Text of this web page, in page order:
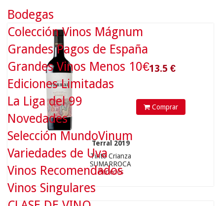
13.5
Comprar
Terral 2019
Tinto Crianza
SUMARROCA
Penedés
Bodegas
Colección Vinos Mágnum
Grandes Pagos de España
Grandes Vinos Menos 10€
Ediciones Limitadas
La Liga del 99
Novedades
Selección MundoVinum
Variedades de Uva
Vinos Recomendados
Vinos Singulares